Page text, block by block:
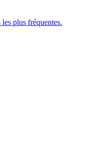
plus fréquentes.